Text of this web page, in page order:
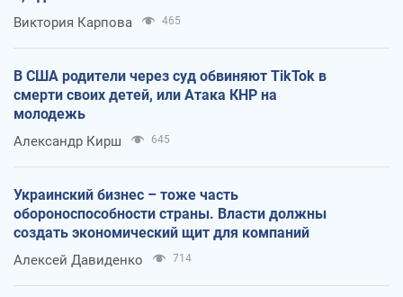
Виктория Карпова 465
В США родители через суд обвиняют TikTok в
смерти своих детей, или Атака КНР на
молодежь
Александр Кирш 645
Украинский бизнес – тоже часть
обороноспособности страны. Власти должны
создать экономический щит для компаний
Алексей Давиденко 714